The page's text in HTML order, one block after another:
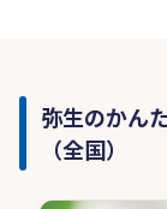
弥生のかん
（全国）